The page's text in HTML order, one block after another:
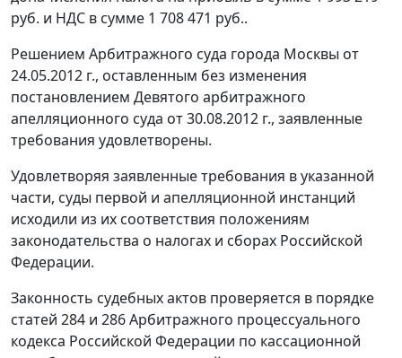
руб. и НДС в сумме 1 708 471 руб..
Решением Арбитражного суда города Москвы от
24.05.2012 г., оставленным без изменения
постановлением Девятого арбитражного
апелляционного суда от 30.08.2012 г., заявленные
требования удовлетворены.
Удовлетворяя заявленные требования в указанной
части, суды первой и апелляционной инстанций
исходили из их соответствия положениям
законодательства о налогах и сборах Российской
Федерации.
Законность судебных актов проверяется в порядке
статей 284 и 286Арбитражного процессуального
кодекса Российской Федерации по кассационной